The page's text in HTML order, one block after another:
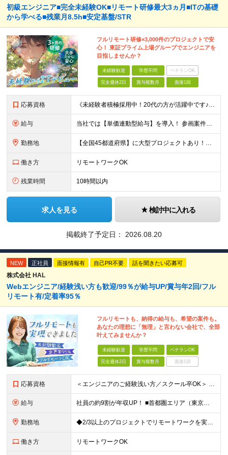
初級エンジニア■完全未経験OK■リモート研修最大3ヵ月■ITの基礎
から学べる■残業月8.5h■安定基盤/STR
フルリモート研修×3,000件のプロジェクトで安
心！ 東証プライム上場グループでエンジニアを
目指しませんか？
未経験歓迎 学歴不問 ベテランOK
完全週休2日 賞与複数月 面接1回
応募資格 《未経験者積極採用中！20代の方が活躍中です♪》 ◎約4割が実務未経験入社！ ■学歴・職歴は一切問いません！ ■第二新卒の方もお気軽にご相談ください♪ ■入社してから数年は、転勤の可能性があります
給与 当社では【単価連動型給与】を導入！ 参画案件の契約単価に連動して給与が決定。 還元率は単価の【70％～80％】と東証プライム上場グループとして高水準です！（社会保険料・教育コスト含む） ■関東：月給
勤務地 【全国45都道府県】に大型プロジェクトあり！※ 四国・沖縄を除く 主要勤務地： 北海道/宮城県/栃木県/埼玉県/千葉県/東京都/神奈川県/愛知県/大阪府/京都府/兵庫県/広島県/福岡県/熊本県 ※勤
働き方 リモートワークOK
残業時間 10時間以内
求人を見る 検討中に入れる
掲載終了予定日： 2026.08.20
NEW 正社員 面接情報有 自己PR不要 話を聞きたい応募可
株式会社 HAL
Webエンジニア/経験浅い方も歓迎/99％が給与UP/賞与年2回/フル
リモート有/定着率95％
フルリモートも、納得の給与も、希望の案件も。
あなたの理想に「無理」と言わない会社で、全部
叶えてみませんか？
未経験歓迎 学歴不問 ベテランOK
完全週休2日 賞与複数月 面接1回
応募資格 ＜エンジニアのご経験浅い方／スクール卒OK＞ ◆学歴不問 ◆未経験OK ＜こんな方は大歓迎！＞ ◎今の収入に不満がある方 ◎新しい言語・スキルに挑戦したい方 ◎腰を据えて活躍したい方 ◎頑張りを評価
給与 社員の約9割が年収UP！ ■首都圏エリア（東京、神奈川、千葉、埼玉勤務） 月給25万円～26万円（固定残業代含む） ※固定残業代は、時間外労働の有無に関わらず17時間分を30,000円～31,200
勤務地 ◆2/3以上のプロジェクトでリモートワークを実施中！ ≪自社拠点≫ ・東京本社／東京都千代田区丸の内二丁目6番1号 丸の内パークビルディング6階 ・関西支社／⼤阪府⼤阪市中央区安⼟町2-3-13 ⼤
働き方 リモートワークOK